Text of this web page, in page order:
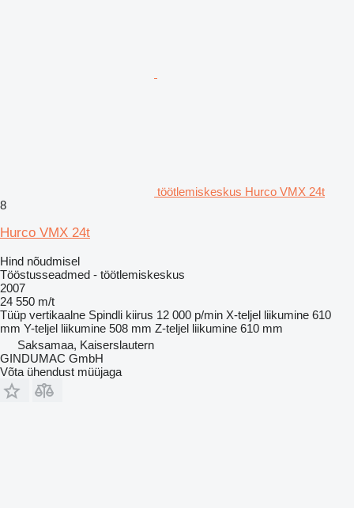
töötlemiskeskus Hurco VMX 24t
8
Hurco VMX 24t
Hind nõudmisel
Tööstusseadmed - töötlemiskeskus
2007
24 550 m/t
Tüüp vertikaalne Spindli kiirus 12 000 p/min X-teljel liikumine 610
mm Y-teljel liikumine 508 mm Z-teljel liikumine 610 mm
Saksamaa, Kaiserslautern
GINDUMAC GmbH
Võta ühendust müüjaga